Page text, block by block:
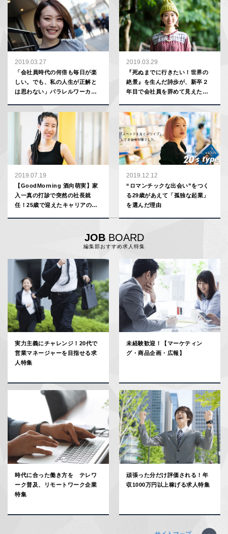
2019.03.27
「会社員時代の何倍も毎日が楽
しい。でも、私の人生が正解と
は思わない」パラレルワーカ
い”理由
2019.03.29
『死ぬまでに行きたい！世界の
絶景』を生んだ詩歩が、新卒２
年目で会社員を辞めて見えた景
2019.07.19
【GoodMorning 酒向萌実】家
入一真の打診で突然の社長就
任！25歳で迎えたキャリアの転
2019.12.12
“ロマンチックな出会い”をつく
る29歳があえて「孤独な起業」
を選んだ理由
JOBBOARD
編集部おすすめ求人特集
実力主義にチャレンジ！20代で
営業マネージャーを目指せる求
人特集
未経験歓迎！【マーケティン
グ・商品企画・広報】
時代に合った働き方を テレワ
ーク普及、リモートワーク企業
特集
頑張った分だけ評価される！年
収1000万円以上稼げる求人特集